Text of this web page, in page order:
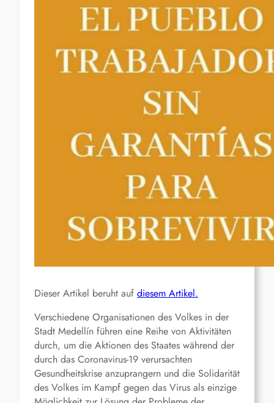
Dieser Artikel beruht auf diesem Artikel.
Verschiedene Organisationen des Volkes in der
Stadt Medellín führen eine Reihe von Aktivitäten
durch, um die Aktionen des Staates während der
durch das Coronavirus-19 verursachten
Gesundheitskrise anzuprangern und die Solidarität
des Volkes im Kampf gegen das Virus als einzige